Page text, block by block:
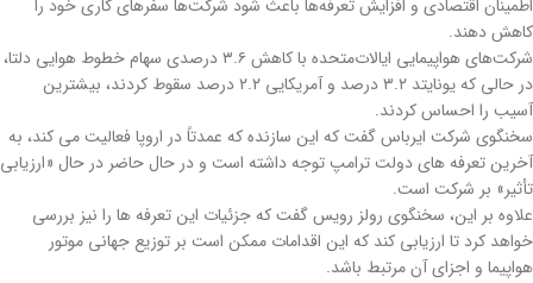
اطمینان اقتصادی و افزایش تعرفه‌ها باعث شود شرکت‌ها سفرهای کاری خود را
کاهش دهند.
شرکت‌های هواپیمایی ایالات‌متحده با کاهش ۳.۶ درصدی سهام خطوط هوایی دلتا،
در حالی که یونایتد ۳.۲ درصد و آمریکایی ۲.۲ درصد سقوط کردند، بیشترین
آسیب را احساس کردند.
سخنگوی شرکت ایرباس گفت که این سازنده که عمدتاً در اروپا فعالیت می کند، به
آخرین تعرفه های دولت ترامپ توجه داشته است و در حال حاضر در حال «ارزیابی
تأثیر» بر شرکت است.
علاوه بر این، سخنگوی رولز رویس گفت که جزئیات این تعرفه ها را نیز بررسی
خواهد کرد تا ارزیابی کند که این اقدامات ممکن است بر توزیع جهانی موتور
هواپیما و اجزای آن مرتبط باشد.